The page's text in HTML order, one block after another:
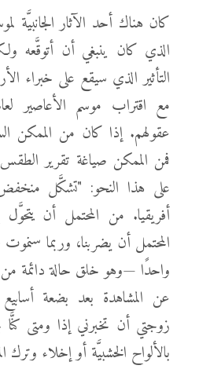
الذي كان ينبغي أن أتوقَّعه
التأثير الذي سيقع على خبراء
عقولهم. إذا كان من الممكن
فمن الممكن صياغة تقرير
على هذا النحو: "تشكَّل
أفريقيا. من المحتمل أن
المحتمل أن يضربنا، وربما
واحدًا —وهو خلق حالة دائمة
عن المشاهدة بعد بضعة
زوجتي أن تخبرني إذا ومتى كنَّا
بالألواح الخشبيَّة أو إخلاء وترك